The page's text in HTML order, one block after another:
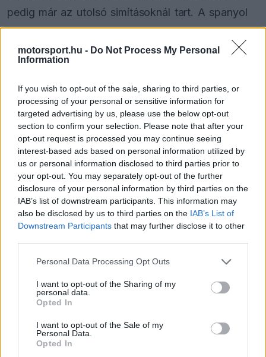
motorsport.hu - Do Not Process My Personal
Information
If you wish to opt-out of the sale, sharing to third parties, or
processing of your personal or sensitive information for
targeted advertising by us, please use the below opt-out
section to confirm your selection. Please note that after your
opt-out request is processed you may continue seeing
interest-based ads based on personal information utilized by
us or personal information disclosed to third parties prior to
your opt-out. You may separately opt-out of the further
disclosure of your personal information by third parties on the
IAB’s list of downstream participants. This information may
also be disclosed by us to third parties on the IAB’s List of
Downstream Participants that may further disclose it to other
Please note that this website/app uses one or more Google
not limited to your visit or usage behaviour. You may click to
grant or deny consent to Google and its third-party tags to
use your data for below specified purposes in below Google
consent section.
Personal Data Processing Opt Outs
I want to opt-out of the Sharing of my
personal data.
Opted In
I want to opt-out of the Sale of my
Personal Data.
Opted In
pedig már az utolsó simításoknál tart. A spanyol
Telemadrid televíziós csatorna beszámolója
szerint az FIA szakemberei a napokban sikeresen
A Madring névre keresztelt, 5,4 kilométer hosszú
aszfaltcsík sportinfrastruktúrája gyakorlatilag
teljesen elkészült. A csapatok által használt
bokszutcai garázsok szintén végleges formát
öltöttek, így a pálya alapvető funkciói már
üzemképesek. A szervezőknek a következő
hónapokban a lelátók felépítésére, valamint a VIP-
Video
Player
This
modal
The media could not be loaded, either because
the server or network failed or because the format